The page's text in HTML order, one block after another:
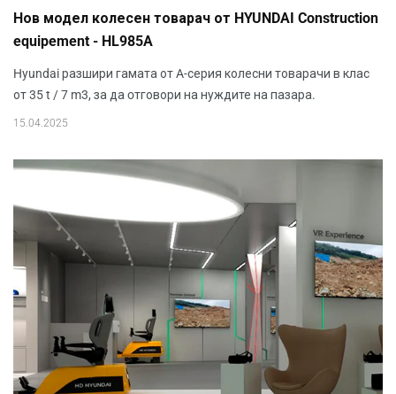
Нов модел колесен товарач от HYUNDAI Construction
equipement - HL985A
Hyundai разшири гамата от A-серия колесни товарачи в клас
от 35 t / 7 m3, за да oтговори на нуждите на пазара.
15.04.2025